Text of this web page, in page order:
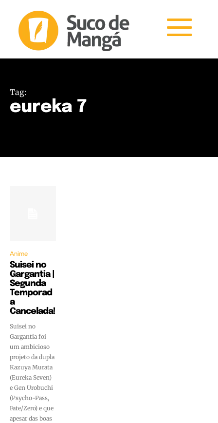
Tag:
eureka 7
Anime
Suisei no
Gargantia |
Segunda
Temporad
a
Cancelada!
Suisei no
Gargantia foi
um ambicioso
projeto da dupla
Kazuya Murata
(Eureka Seven)
e Gen Urobuchi
(Psycho-Pass,
Fate/Zero) e que
apesar das boas